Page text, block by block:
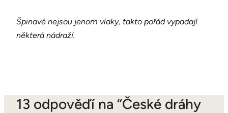
Špinavé nejsou jenom vlaky, takto pořád vypadají
některá nádraží.
13 odpověďí na “České dráhy